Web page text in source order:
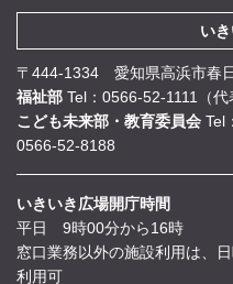
い
〒444-1334 愛知県高浜市春
福祉部 Tel：0566-52-1111（代
こども未来部・教育委員会 Tel
0566-52-8188
いきいき広場開庁時間
平日 9時00分から16時
窓口業務以外の施設利用は
利用可